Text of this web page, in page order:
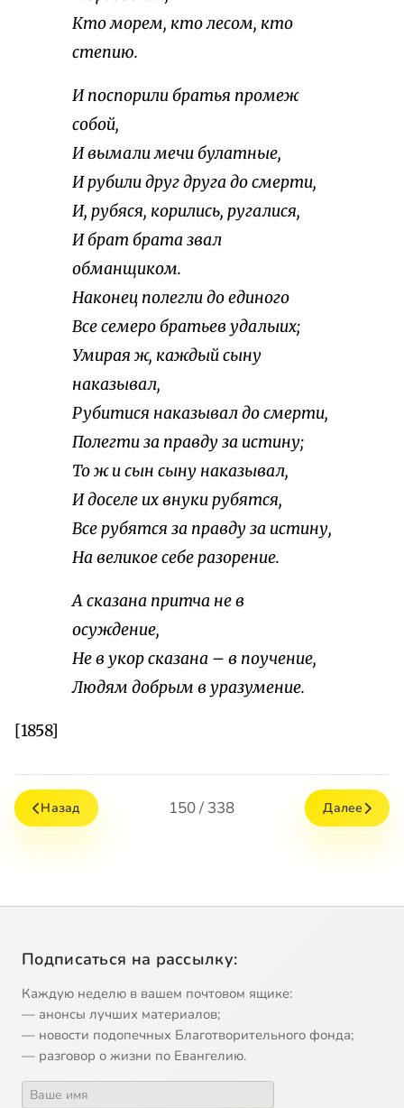
Кто морем, кто лесом, кто
степию.
И поспорили братья промеж
собой,
И вымали мечи булатные,
И рубили друг друга до смерти,
И, рубяся, корились, ругалися,
И брат брата звал
обманщиком.
Наконец полегли до единого
Все семеро братьев удалыих;
Умирая ж, каждый сыну
наказывал,
Рубитися наказывал до смерти,
Полегти за правду за истину;
То ж и сын сыну наказывал,
И доселе их внуки рубятся,
Все рубятся за правду за истину,
На великое себе разорение.
А сказана притча не в
осуждение,
Не в укор сказана – в поучение,
Людям добрым в уразумение.
[1858]
Назад 150 / 338 Далее
Подписаться на рассылку:
Каждую неделю в вашем почтовом ящике:
— анонсы лучших материалов;
— новости подопечных Благотворительного фонда;
— разговор о жизни по Евангелию.